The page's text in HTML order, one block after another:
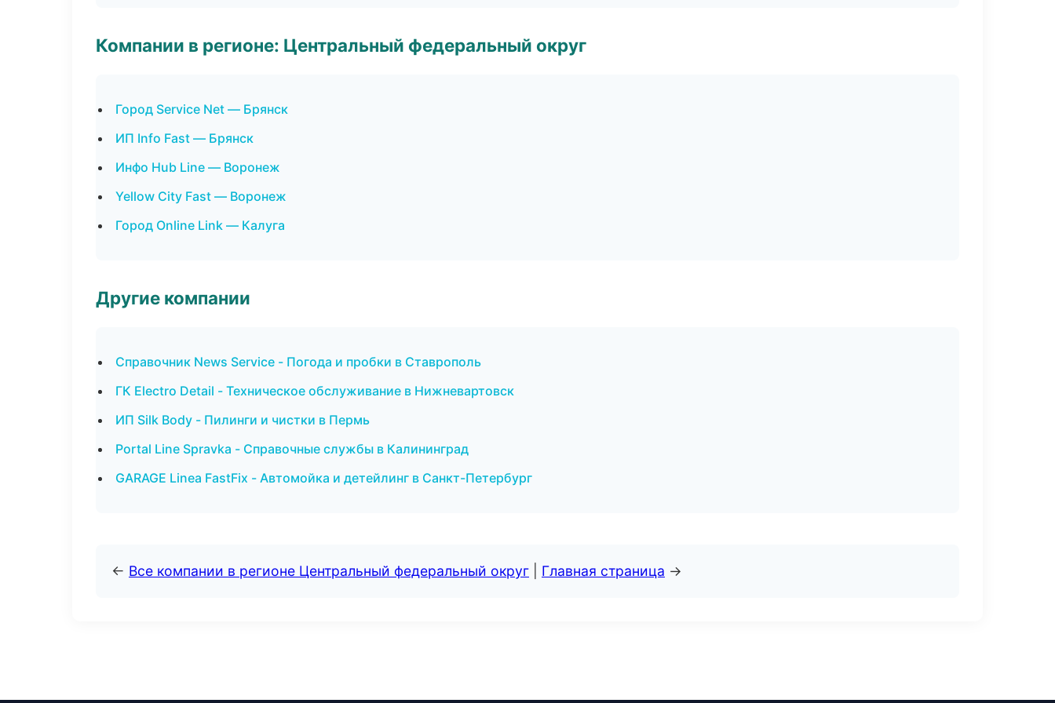
Компании в регионе: Центральный федеральный округ
Город Service Net — Брянск
ИП Info Fast — Брянск
Инфо Hub Line — Воронеж
Yellow City Fast — Воронеж
Город Online Link — Калуга
Другие компании
Справочник News Service - Погода и пробки в Ставрополь
ГК Electro Detail - Техническое обслуживание в Нижневартовск
ИП Silk Body - Пилинги и чистки в Пермь
Portal Line Spravka - Справочные службы в Калининград
GARAGE Linea FastFix - Автомойка и детейлинг в Санкт-Петербург
← Все компании в регионе Центральный федеральный округ Главная страница →